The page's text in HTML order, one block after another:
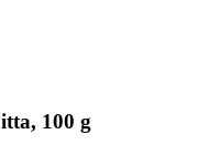
100 g